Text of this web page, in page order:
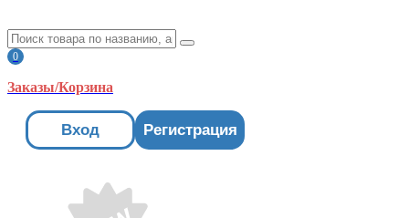
0
Заказы/Корзина
Вход Регистрация